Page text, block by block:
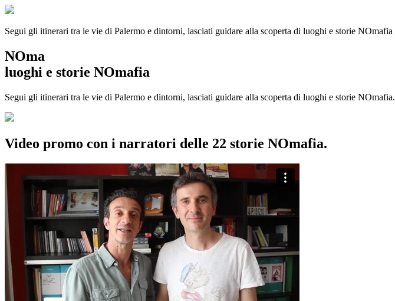
Segui gli itinerari tra le vie di Palermo e dintorni, lasciati guidare alla scoperta di luoghi e storie NOmafia
NOma
luoghi e storie NOmafia
Segui gli itinerari tra le vie di Palermo e dintorni, lasciati guidare alla scoperta di luoghi e storie NOmafia.
Video promo con i narratori delle 22 storie NOmafia.